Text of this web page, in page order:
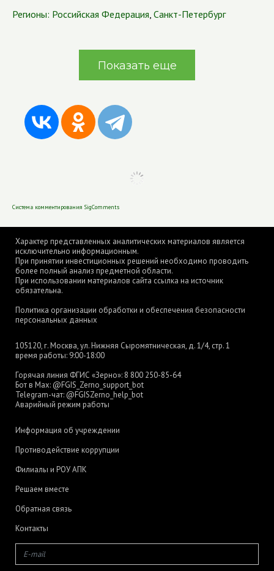
Регионы: Российская Федерация, Санкт-Петербург
Показать еще
Характер представленных аналитических материалов является
исключительно информационным.
При принятии инвестиционных решений необходимо проводить
более полный анализ предметной области.
При использовании материалов сайта ссылка на источник
обязательна.
Политика организации обработки и обеспечения безопасности
персональных данных
105120, г. Москва, ул. Нижняя Сыромятническая, д. 1/4, стр. 1
время работы: 9:00-18:00
Горячая линия ФГИС «Зерно»: 8 800 250-85-64
Бот в Max: @FGIS_Zerno_support_bot
Telegram-чат: @FGISZerno_help_bot
Аварийный режим работы
Информация об учреждении
Противодействие коррупции
Филиалы и РОУ АПК
Решаем вместе
Обратная связь
Контакты